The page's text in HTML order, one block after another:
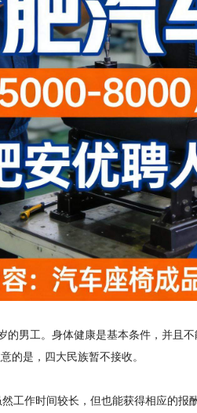
的男工。身体健康是基本条件，并且
的是，四大民族暂不接收。
工作时间较长，但也能获得相应的